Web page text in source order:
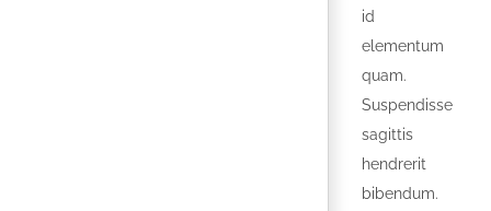
id
elementum
quam.
Suspendisse
sagittis
hendrerit
bibendum.